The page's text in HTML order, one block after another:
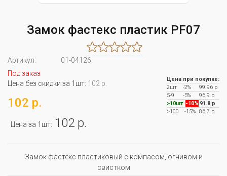
Замок фастекс пластик PF07
Артикул:
01-04126
Под заказ
Цена без скидки за 1шт: 102 р.
102 р.
Цена за 1шт: 102 р.
Цена при покупке:
2шт
-2%
99.96 р
5-9
-5%
96.9 р
>10шт -10% 91.8 р
>100
-15% 86.7 р
Замок фастекс пластиковый с компасом, огнивом и
свистком